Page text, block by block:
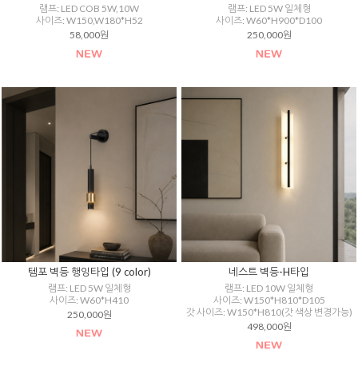
램프: LED COB 5W,10W
사이즈: W150,W180*H52
58,000원
램프: LED 5W 일체형
사이즈: W60*H900*D100
250,000원
템포 벽등 행잉타입 (9 color)
램프: LED 5W 일체형
사이즈: W60*H410
250,000원
네스트 벽등-H타입
램프: LED 10W 일체형
사이즈: W150*H810*D105
갓 사이즈: W150*H810(갓 색상 변경가능)
498,000원